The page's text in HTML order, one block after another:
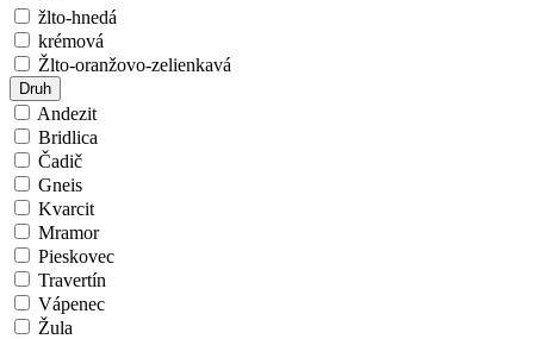
žlto-hnedá
krémová
Žlto-oranžovo-zelienkavá
Druh
Andezit
Bridlica
Čadič
Gneis
Kvarcit
Mramor
Pieskovec
Travertín
Vápenec
Žula